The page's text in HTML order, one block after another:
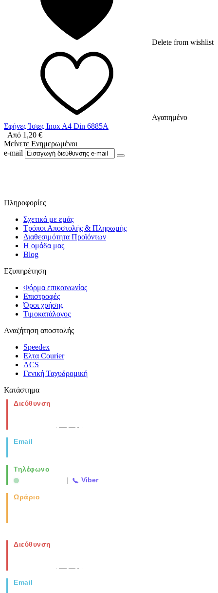
Delete from wishlist
Αγαπημένο
Σφήνες Ίσιες Inox A4 Din 6885A
Από 1,20 €
Μείνετε Ενημερωμένοι
e-mail
Πληροφορίες
Σχετικά με εμάς
Τρόποι Αποστολής & Πληρωμής
Διαθεσιμότητα Προϊόντων
Η ομάδα μας
Blog
Εξυπηρέτηση
Φόρμα επικοινωνίας
Επιστροφές
Όροι χρήσης
Τιμοκατάλογος
Αναζήτηση αποστολής
Speedex
Ελτα Courier
ACS
Γενική Ταχυδρομική
Κατάστημα
Διεύθυνση
Email
Τηλέφωνο
| Viber
Ωράριο
Διεύθυνση
Email